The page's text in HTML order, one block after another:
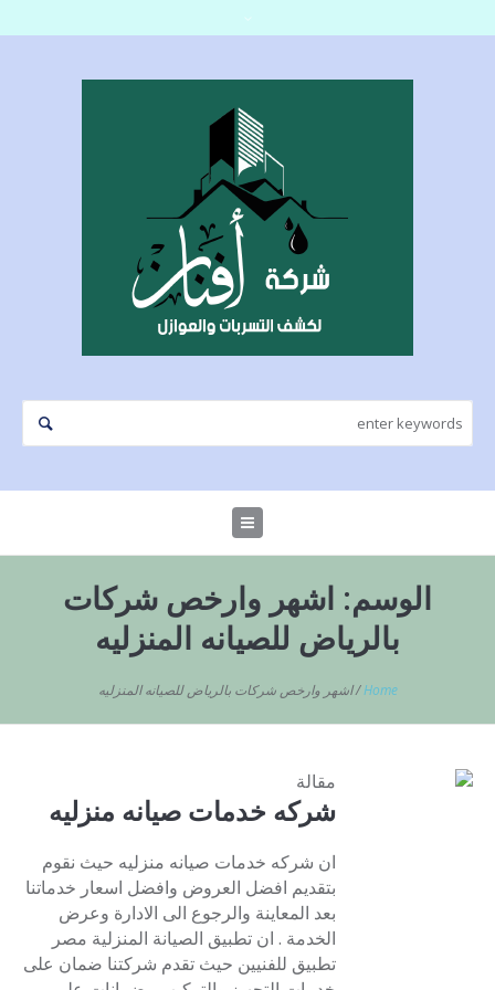
الوسم: اشهر وارخص شركات
بالرياض للصيانه المنزليه
Home
/اشهر وارخص شركات بالرياض للصيانه المنزليه
مقالة
شركه خدمات صيانه منزليه
ان شركه خدمات صيانه منزليه حيث نقوم
بتقديم افضل العروض وافضل اسعار خدماتنا
بعد المعاينة والرجوع الى الادارة وعرض
الخدمة . ان تطبيق الصيانة المنزلية مصر
تطبيق للفنيين حيث تقدم شركتنا ضمان على